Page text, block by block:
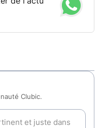
Clubic.